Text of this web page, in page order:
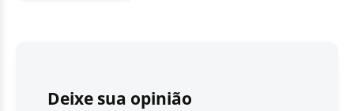
Deixe sua opinião